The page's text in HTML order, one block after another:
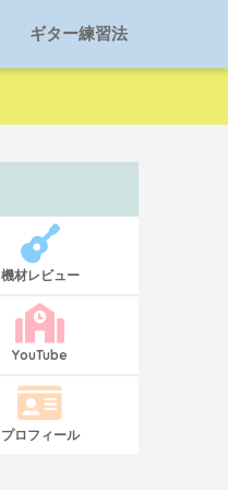
ギター練習法
機材レビュー
YouTube
プロフィール